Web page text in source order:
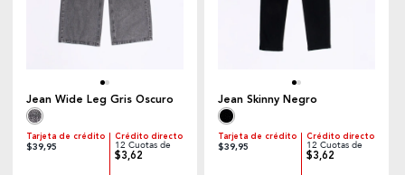
Jean Wide Leg Gris Oscuro
Tarjeta de crédito
$39,95
Crédito directo
12 Cuotas de
$3,62
Jean Skinny Negro
Tarjeta de crédito
$39,95
Crédito directo
12 Cuotas de
$3,62